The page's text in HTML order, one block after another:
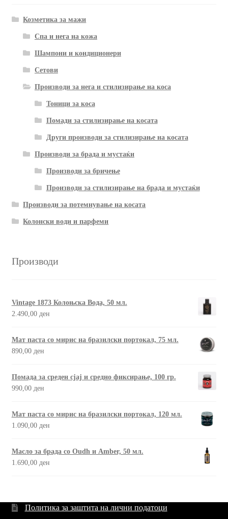
Козметика за мажи
Спа и нега на кожа
Шампони и кондиционери
Сетови
Производи за нега и стилизирање на коса
Тоници за коса
Помади за стилизирање на косата
Други производи за стилизирање на косата
Производи за брада и мустаќи
Производи за бричење
Производи за стилизирање на брада и мустаќи
Производи за потемнување на косата
Колонски води и парфеми
Производи
Vintage 1873 Колоњска Вода, 50 мл.
2.490,00 ден
Мат паста со мирис на бразилски портокал, 75 мл.
890,00 ден
Помада за среден сјај и средно фиксирање, 100 гр.
990,00 ден
Мат паста со мирис на бразилски портокал, 120 мл.
1.090,00 ден
Масло за брада со Oudh и Amber, 50 мл.
1.690,00 ден
Политика за заштита на лични податоци